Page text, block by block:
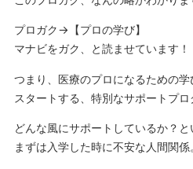
プロガク→【プロの学び】
マナビをガク、と読ませています！
つまり、医療のプロになるための学
スタートする、特別なサポートプロ
どんな風にサポートしているか？と
まずは入学した時に不安な人間関係